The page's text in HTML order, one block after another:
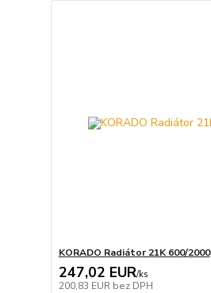
KORADO Radiátor 21K 600/2000
247,02 EUR/ks
200,83 EUR bez DPH